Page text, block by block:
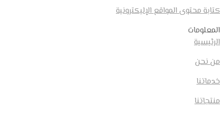
كتابة محتوى المواقع الإليكترونية
المعلومات
الرئيسية
من نحن
خدماتنا
منتجاتنا